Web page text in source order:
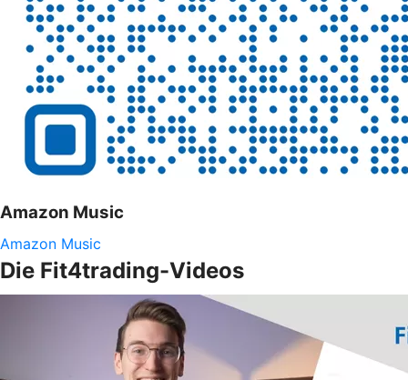
Amazon Music
Amazon Music
Die Fit4trading-Videos